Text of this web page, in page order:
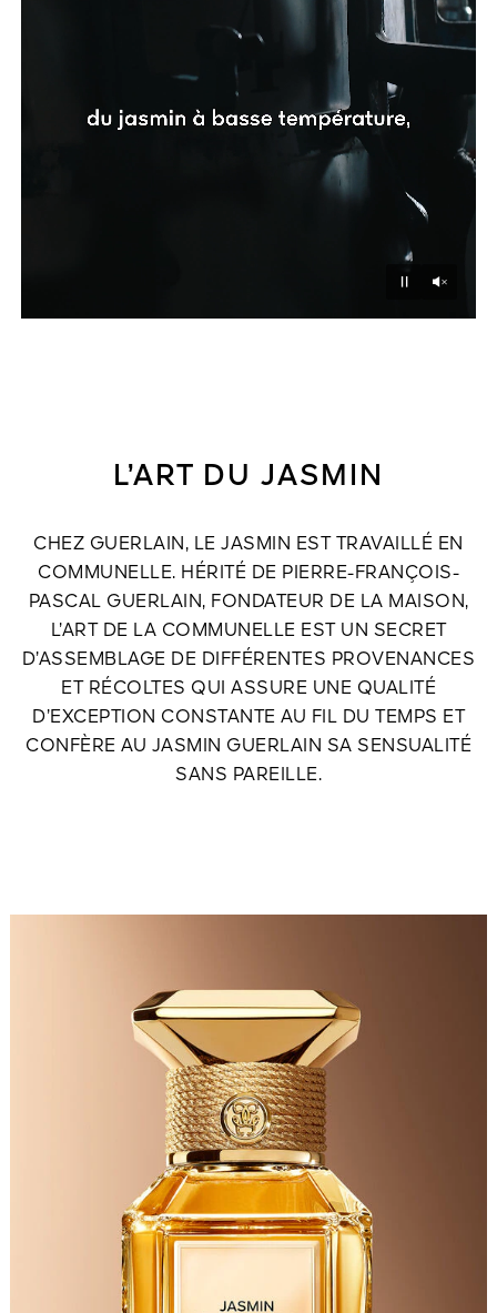
Pause
L’ART DU JASMIN
CHEZ GUERLAIN, LE JASMIN EST TRAVAILLÉ EN
COMMUNELLE. HÉRITÉ DE PIERRE-FRANÇOIS-
PASCAL GUERLAIN, FONDATEUR DE LA MAISON,
L’ART DE LA COMMUNELLE EST UN SECRET
D’ASSEMBLAGE DE DIFFÉRENTES PROVENANCES
ET RÉCOLTES QUI ASSURE UNE QUALITÉ
D’EXCEPTION CONSTANTE AU FIL DU TEMPS ET
CONFÈRE AU JASMIN GUERLAIN SA SENSUALITÉ
SANS PAREILLE.